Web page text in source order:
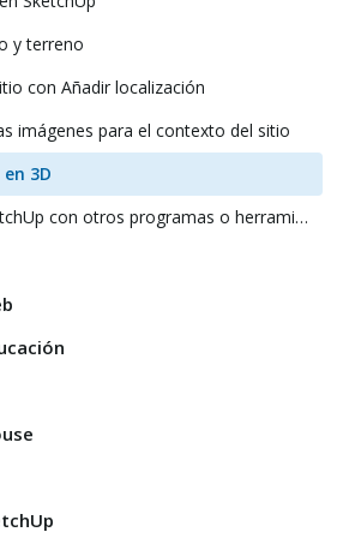
y terreno
con Añadir localización
imágenes para el contexto del sitio
3D
Usar datos de SketchUp con otros programas o herramientas de modelado